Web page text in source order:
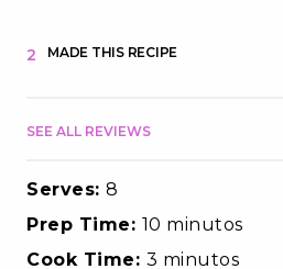
2 MADE THIS RECIPE
SEE ALL REVIEWS
Serves: 8
Prep Time: 10 minutos
Cook Time: 3 minutos